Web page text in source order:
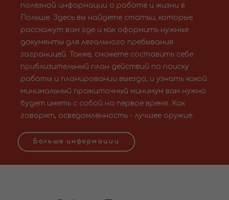
полезной информации о работе и жизни в
Польше. Здесь вы найдете статьи, которые
расскажут вам где и как оформить нужные
документы для легального пребывания
заграницей. Также, сможете составить себе
приблизительный план действий по поиску
работы и планировании выезда; и узнать какой
минимальный прожиточный минимум вам нужно
будет иметь с собой на первое время. Как
говорят, осведомленность - лучшее оружие.
Больше информации